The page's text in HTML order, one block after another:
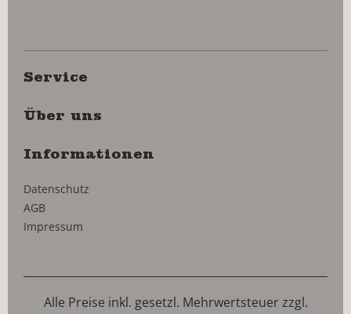
Service
Über uns
Informationen
Datenschutz
AGB
Impressum
Alle Preise inkl. gesetzl. Mehrwertsteuer zzgl.